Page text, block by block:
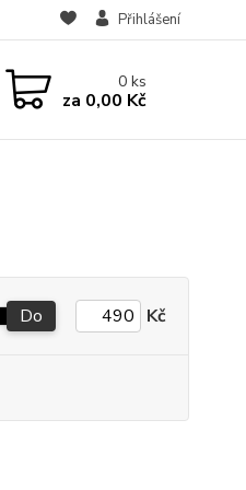
Přihlášení
0ks
za 0,00 Kč
Do Kč